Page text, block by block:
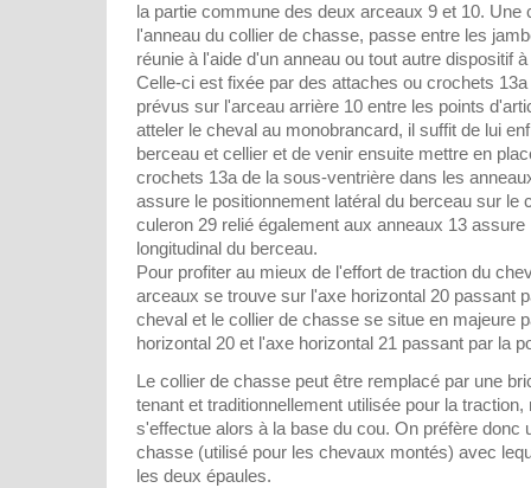
la partie commune des deux arceaux 9 et 10. Une
l'anneau du collier de chasse, passe entre les
réunie à l'aide d'un anneau ou tout autre dispositif
Celle-ci est fixée par des attaches ou crochets
prévus sur l'arceau arrière 10 entre les points
atteler le cheval au monobrancard, il suffit de lui
berceau et cellier et de venir ensuite mettre en
crochets 13a de la sous-ventrière dans les
assure le positionnement latéral du berceau sur le
culeron 29 relié également aux anneaux 13 assure
longitudinal du berceau.
Pour profiter au mieux de l'effort de traction du
arceaux se trouve sur l'axe horizontal 20 passant
cheval et le collier de chasse se situe en majeure
horizontal 20 et l'axe horizontal 21 passant par la
Le collier de chasse peut être remplacé par une
tenant et traditionnellement utilisée pour la
s'effectue alors à la base du cou. On préfère donc
chasse (utilisé pour les chevaux montés) avec
les deux épaules.